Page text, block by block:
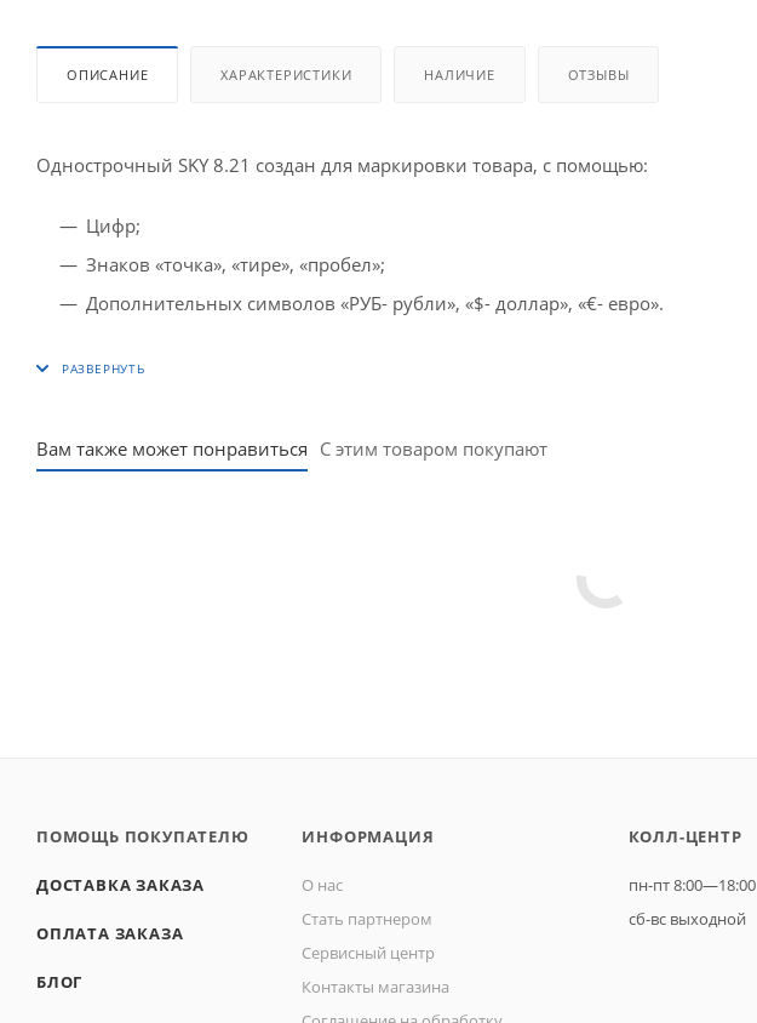
ОПИСАНИЕ ХАРАКТЕРИСТИКИ НАЛИЧИЕ ОТЗЫВЫ
Однострочный SKY 8.21 создан для маркировки товара, с помощью:
Цифр;
Знаков «точка», «тире», «пробел»;
Дополнительных символов «РУБ- рубли», «$- доллар», «€- евро».
Вам также может понравиться С этим товаром покупают
ПОМОЩЬ ПОКУПАТЕЛЮ
ДОСТАВКА ЗАКАЗА
ОПЛАТА ЗАКАЗА
БЛОГ
ИНФОРМАЦИЯ
О нас
Стать партнером
Сервисный центр
Контакты магазина
КОЛЛ-ЦЕНТР
пн-пт 8:00—18:00
сб-вс выходной